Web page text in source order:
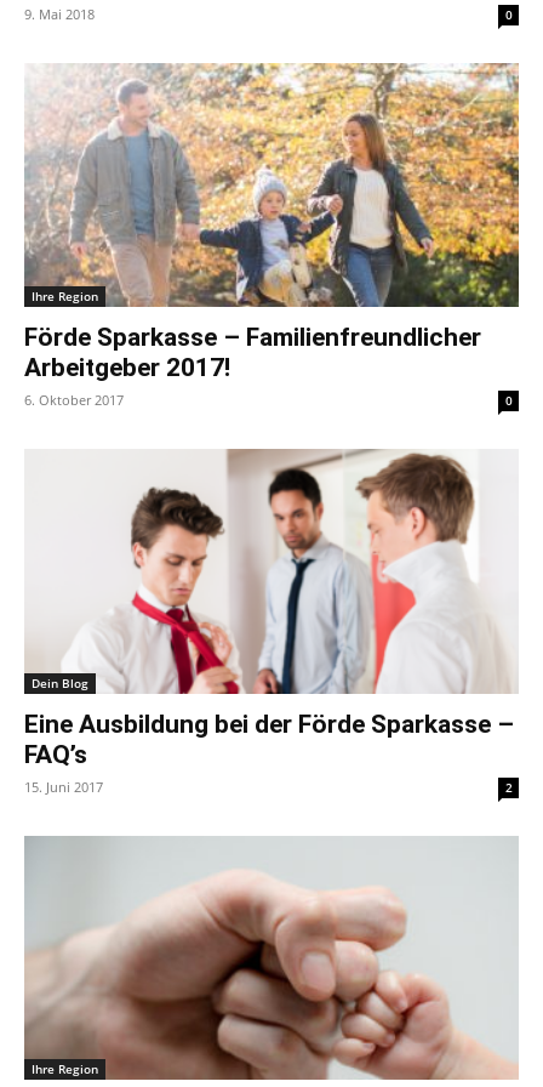
9. Mai 2018 0
Ihre Region
Förde Sparkasse – Familienfreundlicher
Arbeitgeber 2017!
6. Oktober 2017 0
Dein Blog
Eine Ausbildung bei der Förde Sparkasse –
FAQ’s
15. Juni 2017 2
Ihre Region